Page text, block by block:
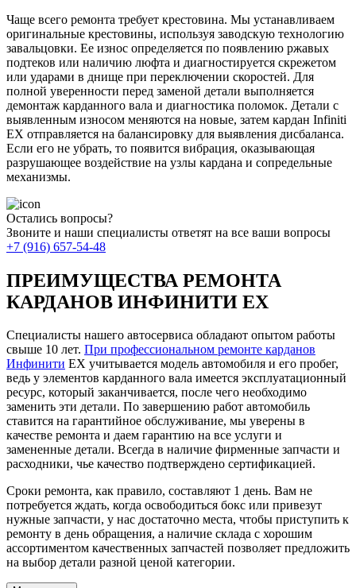
Чаще всего ремонта требует крестовина. Мы устанавливаем
оригинальные крестовины, используя заводскую технологию
завальцовки. Ее износ определяется по появлению ржавых
подтеков или наличию люфта и диагностируется скрежетом
или ударами в днище при переключении скоростей. Для
полной уверенности перед заменой детали выполняется
демонтаж карданного вала и диагностика поломок. Детали с
выявленным износом меняются на новые, затем кардан Infiniti
EX отправляется на балансировку для выявления дисбаланса.
Если его не убрать, то появится вибрация, оказывающая
разрушающее воздействие на узлы кардана и сопредельные
механизмы.
Остались вопросы?
Звоните и наши специалисты ответят на все ваши вопросы
+7 (916) 657-54-48
ПРЕИМУЩЕСТВА РЕМОНТА
КАРДАНОВ ИНФИНИТИ ЕХ
Специалисты нашего автосервиса обладают опытом работы
свыше 10 лет. При профессиональном ремонте карданов
Инфинити ЕХ учитывается модель автомобиля и его пробег,
ведь у элементов карданного вала имеется эксплуатационный
ресурс, который заканчивается, после чего необходимо
заменить эти детали. По завершению работ автомобиль
ставится на гарантийное обслуживание, мы уверены в
качестве ремонта и даем гарантию на все услуги и
замененные детали. Всегда в наличие фирменные запчасти и
расходники, чье качество подтверждено сертификацией.
Сроки ремонта, как правило, составляют 1 день. Вам не
потребуется ждать, когда освободиться бокс или привезут
нужные запчасти, у нас достаточно места, чтобы приступить к
ремонту в день обращения, а наличие склада с хорошим
ассортиментом качественных запчастей позволяет предложить
на выбор детали разной ценой категории.